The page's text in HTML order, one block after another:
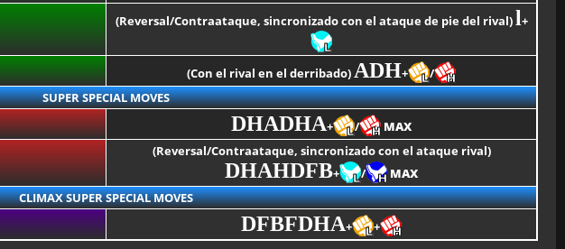
(Reversal/Contraataque, sincronizado con el ataque de pie del rival)l+
(Con el rival en el derribado) ADH+
/
SUPER SPECIAL MOVES
DHADHA+ / MAX
(Reversal/Contraataque, sincronizado con el ataque rival)
DHAHDFB+ /
MAX
CLIMAX SUPER SPECIAL MOVES
DFBFDHA+ +